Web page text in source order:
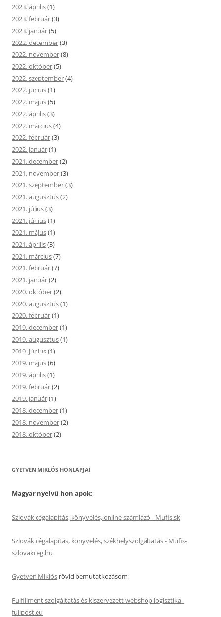
2023. április(1)
2023. február(3)
2023. január(5)
2022. december(3)
2022. november(8)
2022. október(5)
2022. szeptember(4)
2022. június(1)
2022. május(5)
2022. április(3)
2022. március(4)
2022. február(3)
2022. január(1)
2021. december(2)
2021. november(3)
2021. szeptember(3)
2021. augusztus(2)
2021. július(3)
2021. június(1)
2021. május(1)
2021. április(3)
2021. március(7)
2021. február(7)
2021. január(2)
2020. október(2)
2020. augusztus(1)
2020. február(1)
2019. december(1)
2019. augusztus(1)
2019. június(1)
2019. május(6)
2019. április(1)
2019. február(2)
2019. január(1)
2018. december(1)
2018. november(2)
2018. október(2)
GYETVEN MIKLÓS HONLAPJAI
Magyar nyelvű honlapok:
Szlovák cégalapítás, könyvelés, online számlázó - Mufis.sk
Szlovák cégalapítás, könyvelés, székhelyszolgáltatás - Mufis-
szlovakceg.hu
Gyetven Miklós rövid bemutatkozásom
Fulfillment szolgáltatás és kiszervezett webshop logisztika -
fullpost.eu